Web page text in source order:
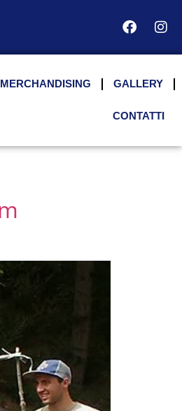
MERCHANDISING GALLERY
CONTATTI